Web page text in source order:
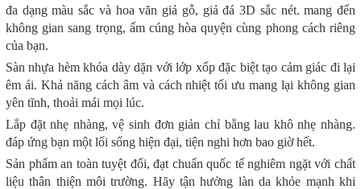
đa dạng màu sắc và hoa văn giả gỗ, giả đá 3D sắc nét. mang đến
không gian sang trọng, ấm cúng hòa quyện cùng phong cách riêng
của bạn.
Sàn nhựa hèm khóa dày dặn với lớp xốp đặc biệt tạo cảm giác đi lại
êm ái. Khả năng cách âm và cách nhiệt tối ưu mang lại không gian
yên tĩnh, thoải mái mọi lúc.
Lắp đặt nhẹ nhàng, vệ sinh đơn giản chỉ bằng lau khô nhẹ nhàng.
đáp ứng bạn một lối sống hiện đại, tiện nghi hơn bao giờ hết.
Sản phẩm an toàn tuyệt đối, đạt chuẩn quốc tế nghiêm ngặt với chất
liệu thân thiện môi trường. Hãy tận hưởng làn da khỏe mạnh khi